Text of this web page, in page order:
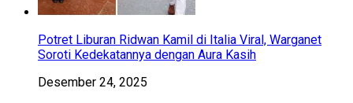
Potret Liburan Ridwan Kamil di Italia Viral, Warganet
Soroti Kedekatannya dengan Aura Kasih
Desember 24, 2025